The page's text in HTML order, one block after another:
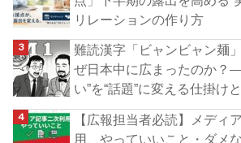
リレーションの作り方
難読漢字「ビャンビャン麺
ぜ日本中に広まったのか？
い”を“話題”に変える仕掛け
【広報担当者必読】メディ
用、やっていいこと・ダメ